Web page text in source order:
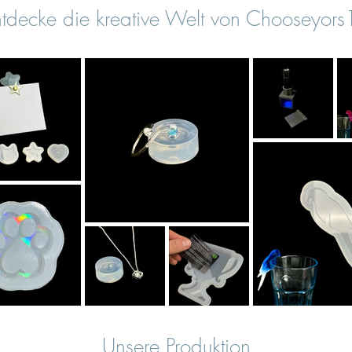
die kreative Welt von
Unsere Produktion